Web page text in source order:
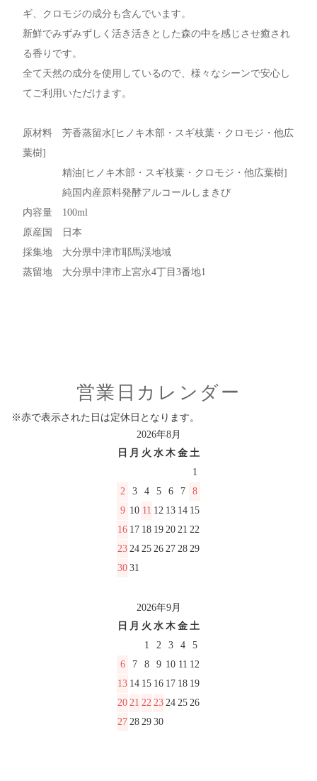
ギ、クロモジの成分も含んでいます。
新鮮でみずみずしく活き活きとした森の中を感じさせ癒され
る香りです。
全て天然の成分を使用しているので、様々なシーンで安心し
てご利用いただけます。
原材料 芳香蒸留水[ヒノキ木部・スギ枝葉・クロモジ・他広
葉樹]
精油[ヒノキ木部・スギ枝葉・クロモジ・他広葉樹]
純国内産原料発酵アルコールしまきび
内容量 100ml
原産国 日本
採集地 大分県中津市耶馬渓地域
蒸留地 大分県中津市上宮永4丁目3番地1
営業日カレンダー
※赤で表示された日は定休日となります。
2026年8月
日 月 火 水 木 金 土
1
2
3 4 5 6 7
8
9 10 11 12 13 14 15
16 17 18 19 20 21 22
23 24 25 26 27 28 29
30 31
2026年9月
日 月 火 水 木 金 土
1
2 3 4
5
6
7 8 9 10 11 12
13 14 15 16 17 18 19
20 21 22 23 24 25 26
27 28 29 30